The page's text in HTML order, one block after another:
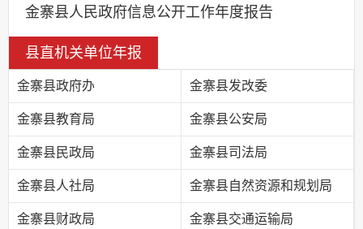
金寨县人民政府信息公开工作年度报告
县直机关单位年报
金寨县政府办 金寨县发改委
金寨县教育局 金寨县公安局
金寨县民政局 金寨县司法局
金寨县人社局 金寨县自然资源和规划局
金寨县财政局 金寨县交通运输局